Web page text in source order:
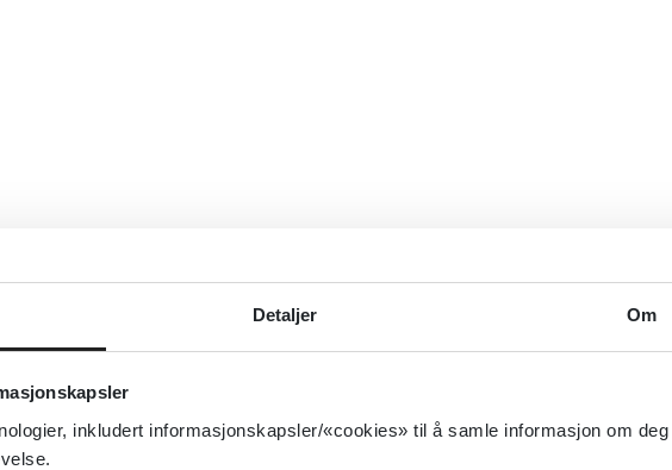
Detaljer Om
inkludert informasjonskapsler/«cookies» til å samle informasjon om